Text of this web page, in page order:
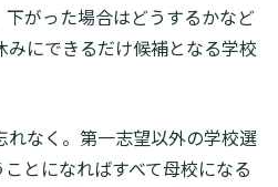
がった場合はどうするかなど
にできるだけ候補となる学校
なく。第一志望以外の学校選
とになればすべて母校になる